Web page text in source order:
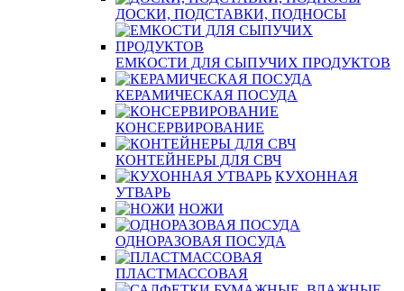
ДОСКИ, ПОДСТАВКИ, ПОДНОСЫ
ЕМКОСТИ ДЛЯ СЫПУЧИХ ПРОДУКТОВ
КЕРАМИЧЕСКАЯ ПОСУДА
КОНСЕРВИРОВАНИЕ
КОНТЕЙНЕРЫ ДЛЯ СВЧ
КУХОННАЯ
УТВАРЬ
НОЖИ
ОДНОРАЗОВАЯ ПОСУДА
ПЛАСТМАССОВАЯ